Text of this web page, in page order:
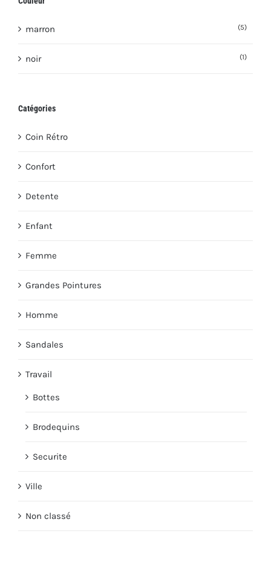
marron (5)
noir (1)
Catégories
Coin Rétro
Confort
Detente
Enfant
Femme
Grandes Pointures
Homme
Sandales
Travail
Bottes
Brodequins
Securite
Ville
Non classé